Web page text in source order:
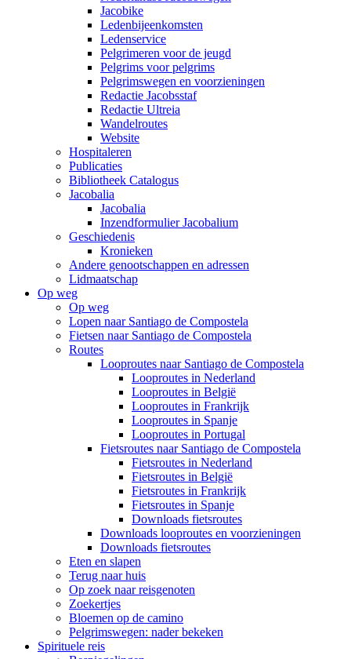
Jacobike
Ledenbijeenkomsten
Ledenservice
Pelgrimeren voor de jeugd
Pelgrims voor pelgrims
Pelgrimswegen en voorzieningen
Redactie Jacobsstaf
Redactie Ultreia
Wandelroutes
Website
Hospitaleren
Publicaties
Bibliotheek Catalogus
Jacobalia
Jacobalia
Inzendformulier Jacobalium
Geschiedenis
Kronieken
Andere genootschappen en adressen
Lidmaatschap
Op weg
Op weg
Lopen naar Santiago de Compostela
Fietsen naar Santiago de Compostela
Routes
Looproutes naar Santiago de Compostela
Looproutes in Nederland
Looproutes in België
Looproutes in Frankrijk
Looproutes in Spanje
Looproutes in Portugal
Fietsroutes naar Santiago de Compostela
Fietsroutes in Nederland
Fietsroutes in België
Fietsroutes in Frankrijk
Fietsroutes in Spanje
Downloads fietsroutes
Downloads looproutes en voorzieningen
Downloads fietsroutes
Eten en slapen
Terug naar huis
Op zoek naar reisgenoten
Zoekertjes
Bloemen op de camino
Pelgrimswegen: nader bekeken
Spirituele reis